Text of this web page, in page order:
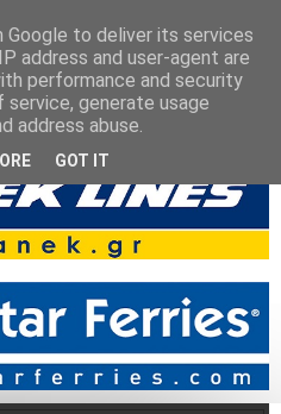
to deliver its services
address and user-agent are
performance and security
generate usage
address abuse.
GOT IT